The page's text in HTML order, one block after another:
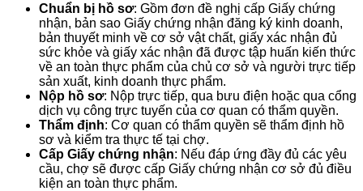
Chuẩn bị hồ sơ: Gồm đơn đề nghị cấp Giấy chứng
nhận, bản sao Giấy chứng nhận đăng ký kinh doanh,
bản thuyết minh về cơ sở vật chất, giấy xác nhận đủ
sức khỏe và giấy xác nhận đã được tập huấn kiến thức
về an toàn thực phẩm của chủ cơ sở và người trực tiếp
sản xuất, kinh doanh thực phẩm.
Nộp hồ sơ: Nộp trực tiếp, qua bưu điện hoặc qua cổng
dịch vụ công trực tuyến của cơ quan có thẩm quyền.
Thẩm định: Cơ quan có thẩm quyền sẽ thẩm định hồ
sơ và kiểm tra thực tế tại chợ.
Cấp Giấy chứng nhận: Nếu đáp ứng đầy đủ các yêu
cầu, chợ sẽ được cấp Giấy chứng nhận cơ sở đủ điều
kiện an toàn thực phẩm.